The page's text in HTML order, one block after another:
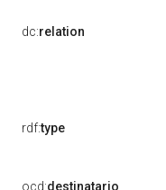
dc:relation
rdf:type
ocd:destinatario